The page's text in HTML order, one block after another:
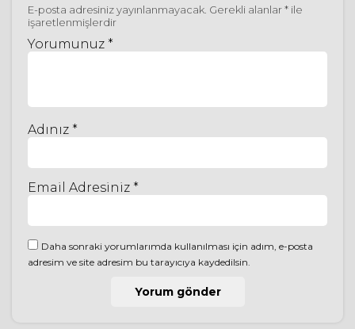
E-posta adresiniz yayınlanmayacak. Gerekli alanlar* ile
işaretlenmişlerdir
Yorumunuz *
Adınız *
Email Adresiniz *
Daha sonraki yorumlarımda kullanılması için adım, e-posta
adresim ve site adresim bu tarayıcıya kaydedilsin.